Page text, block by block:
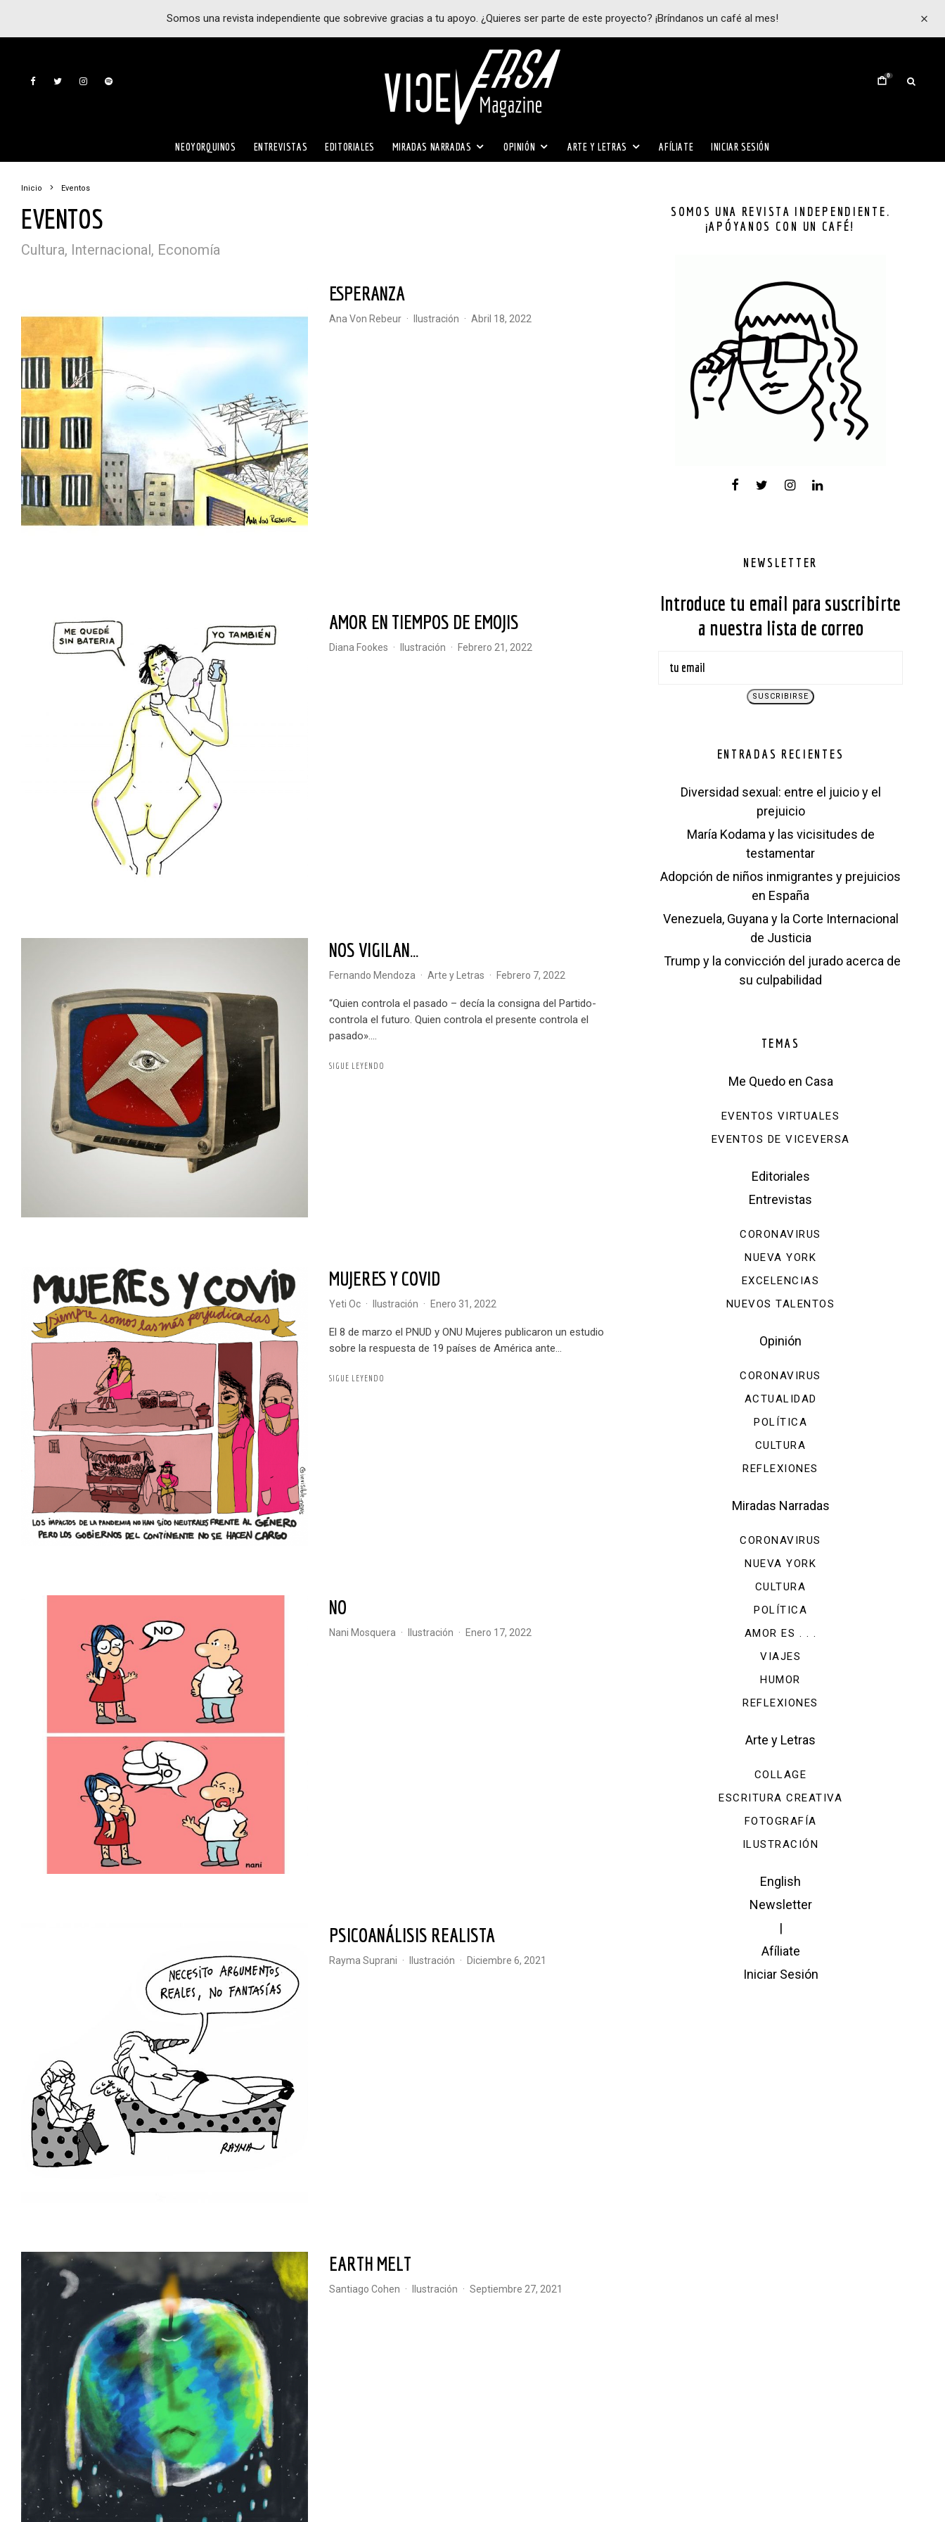
Somos una revista independiente que sobrevive gracias a tu apoyo. ¿Quieres ser parte de este proyecto? ¡Bríndanos un café al mes!
0
NEOYORQUINOS ENTREVISTAS EDITORIALES MIRADAS NARRADAS OPINIÓN ARTE Y LETRAS AFÍLIATE INICIAR SESIÓN
Inicio Eventos
EVENTOS
Cultura, Internacional, Economía
ESPERANZA
Ana Von Rebeur · Ilustración · abril 18, 2022
AMOR EN TIEMPOS DE EMOJIS
Diana Fookes · Ilustración · febrero 21, 2022
NOS VIGILAN…
Fernando Mendoza · Arte y Letras · febrero 7, 2022
“Quien controla el pasado – decía la consigna del Partido-
controla el futuro. Quien controla el presente controla el
pasado»....
SIGUE LEYENDO
MUJERES Y COVID
Yeti Oc · Ilustración · enero 31, 2022
El 8 de marzo el PNUD y ONU Mujeres publicaron un estudio
sobre la respuesta de 19 países de América ante...
SIGUE LEYENDO
NO
Nani Mosquera · Ilustración · enero 17, 2022
PSICOANÁLISIS REALISTA
Rayma Suprani · Ilustración · diciembre 6, 2021
EARTH MELT
Santiago Cohen · Ilustración · septiembre 27, 2021
SOMOS UNA REVISTA INDEPENDIENTE.
¡APÓYANOS CON UN CAFÉ!
NEWSLETTER
Introduce tu email para suscribirte
a nuestra lista de correo
ENTRADAS RECIENTES
Diversidad sexual: entre el juicio y el
prejuicio
María Kodama y las vicisitudes de
testamentar
Adopción de niños inmigrantes y prejuicios
en España
Venezuela, Guyana y la Corte Internacional
de Justicia
Trump y la convicción del jurado acerca de
su culpabilidad
TEMAS
Me Quedo en Casa
EVENTOS VIRTUALES
EVENTOS DE VICEVERSA
Editoriales
Entrevistas
CORONAVIRUS
NUEVA YORK
EXCELENCIAS
NUEVOS TALENTOS
Opinión
CORONAVIRUS
ACTUALIDAD
POLÍTICA
CULTURA
REFLEXIONES
Miradas Narradas
CORONAVIRUS
NUEVA YORK
CULTURA
POLÍTICA
AMOR ES . . .
VIAJES
HUMOR
REFLEXIONES
Arte y Letras
COLLAGE
ESCRITURA CREATIVA
FOTOGRAFÍA
ILUSTRACIÓN
English
Newsletter
|
Afíliate
Iniciar Sesión